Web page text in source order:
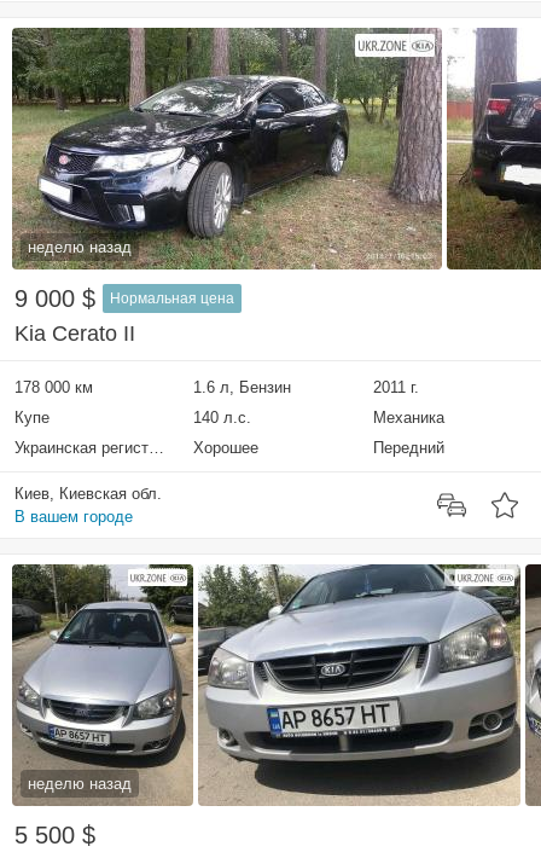
неделю назад
9 000 $ Нормальная цена
Kia Cerato II
178 000 км 1.6 л, Бензин
2011 г.
Купе
140 л.с.
Механика
Украинская регистрация
Хорошее Передний
Киев, Киевская обл.
В вашем городе
неделю назад
5 500 $